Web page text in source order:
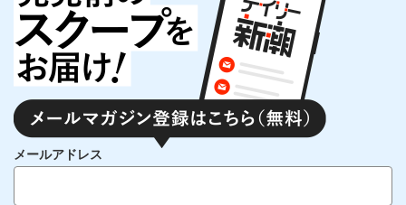
メールアドレス